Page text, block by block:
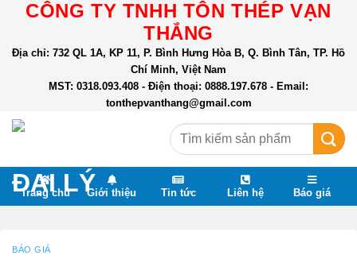
content
CÔNG TY TNHH TÔN THÉP VẠN
THẮNG
Địa chỉ: 732 QL 1A, KP 11, P. Bình Hưng Hòa B, Q. Bình Tân, TP. Hồ
Chí Minh, Việt Nam
MST: 0318.093.408 - Điện thoại: 0888.197.678 - Email:
tonthepvanthang@gmail.com
kiếm:
Trang chủ Giới thiệu Tin tức Liên hệ Báo giá
BÁO GIÁ